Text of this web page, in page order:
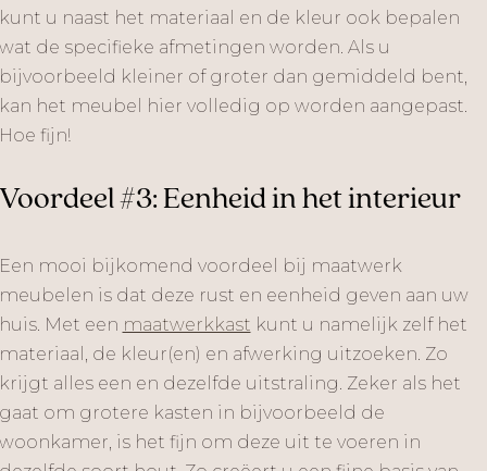
u naast het materiaal en de kleur ook bepalen
de specifieke afmetingen worden. Als u
kleiner of groter dan gemiddeld bent,
het meubel hier volledig op worden aangepast.
fijn!
#3: Eenheid in het interieur
mooi bijkomend voordeel bij maatwerk
is dat deze rust en eenheid geven aan uw
Met een maatwerkkast kunt u namelijk zelf het
de kleur(en) en afwerking uitzoeken. Zo
alles een en dezelfde uitstraling. Zeker als het
om grotere kasten in bijvoorbeeld de
is het fijn om deze uit te voeren in